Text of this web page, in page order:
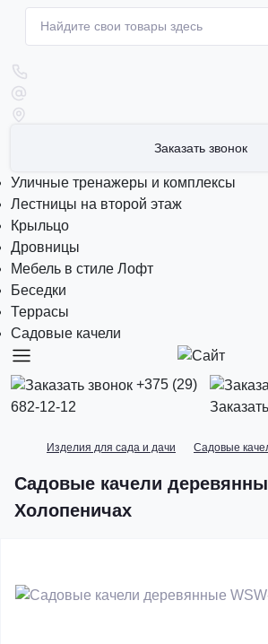
Заказать звонок
Уличные тренажеры и комплексы
Лестницы на второй этаж
Крыльцо
Дровницы
Мебель в стиле Лофт
Беседки
Террасы
Садовые качели
+375 (29)
682-12-12
Изделия для сада и дачи Садовые
Садовые качели
Холопеничах